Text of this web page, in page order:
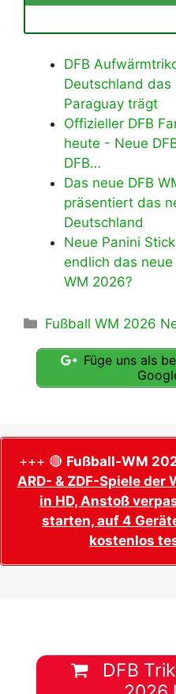
DFB
Deutschland
Paraguay trägt
Offizieller DFB
heute - Neue
DFB…
Das neue DFB
präsentiert das
Deutschland
Neue Panini
endlich das
WM 2026?
Kategorien
Fußball WM 2026
Füge uns als
+++ 🔴 Fußball-WM
ARD- & ZDF-Spiele
in HD, Anstoß
starten, auf 4
kostenlos
DFB